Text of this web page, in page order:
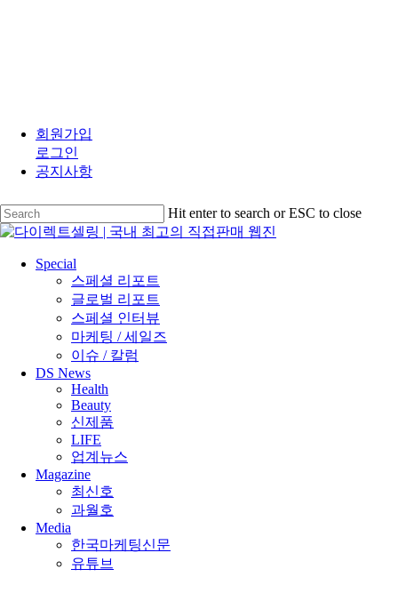
main
content
회원가입
로그인
공지사항
Hit enter to search or ESC to close
Close
search
Menu
Special
스페셜 리포트
글로벌 리포트
스페셜 인터뷰
마케팅 / 세일즈
이슈 / 칼럼
DS News
Health
Beauty
신제품
LIFE
업계뉴스
Magazine
최신호
과월호
Media
한국마케팅신문
유튜브